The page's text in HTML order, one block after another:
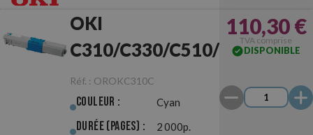
OKI
C310/C330/C510/C530
Cyan Originale
Réf. : OROKC310C
Couleur : Cyan
Durée (pages) : 2 000p.
110,30 €
TVA comprise
DISPONIBLE